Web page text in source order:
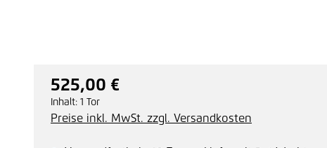
Regulärer Preis:
525,00 €
Inhalt: 1 Tor
Preise inkl. MwSt. zzgl. Versandkosten